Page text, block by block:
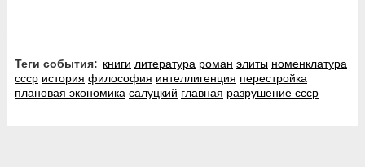
Теги события: книги литература роман элиты номенклатура
ссср история философия интеллигенция перестройка
плановая экономика салуцкий главная разрушение ссср